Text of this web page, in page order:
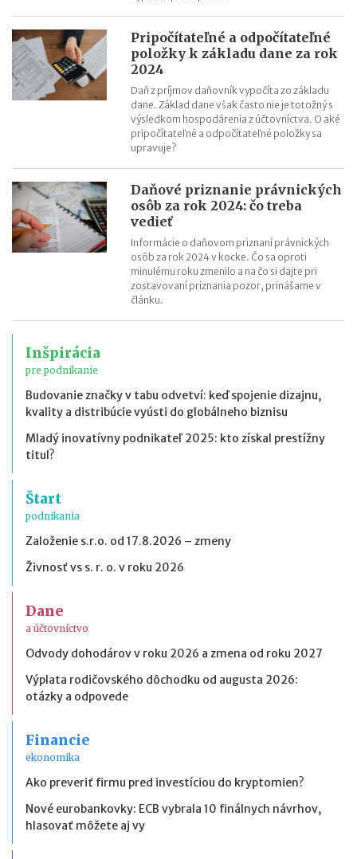
Pripočítateľné a odpočítateľné
položky k základu dane za rok
2024
Daň z príjmov daňovník vypočíta zo základu
dane. Základ dane však často nie je totožný s
výsledkom hospodárenia z účtovníctva. O aké
pripočítateľné a odpočítateľné položky sa
upravuje?
Daňové priznanie právnických
osôb za rok 2024: čo treba
vedieť
Informácie o daňovom priznaní právnických
osôb za rok 2024 v kocke. Čo sa oproti
minulému roku zmenilo a na čo si dajte pri
zostavovaní priznania pozor, prinášame v
článku.
Inšpirácia
pre podnikanie
Budovanie značky v tabu odvetví: keď spojenie dizajnu,
kvality a distribúcie vyústi do globálneho biznisu
Mladý inovatívny podnikateľ 2025: kto získal prestížny
titul?
Štart
podnikania
Založenie s.r.o. od 17.8.2026 – zmeny
Živnosť vs s. r. o. v roku 2026
Dane
a účtovníctvo
Odvody dohodárov v roku 2026 a zmena od roku 2027
Výplata rodičovského dôchodku od augusta 2026:
otázky a odpovede
Financie
ekonomika
Ako preveriť firmu pred investíciou do kryptomien?
Nové eurobankovky: ECB vybrala 10 finálnych návrhov,
hlasovať môžete aj vy